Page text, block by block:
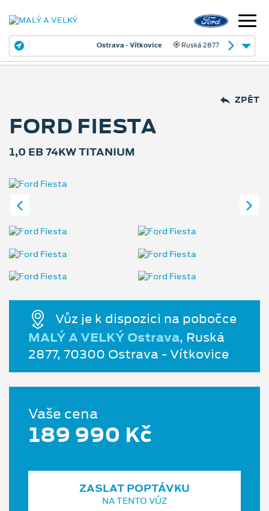
Ostrava - Vítkovice Ruská 2877
ZPĚT
FORD FIESTA
1,0 EB 74KW TITANIUM
Vůz je k dispozici na pobočce
MALÝ A VELKÝ Ostrava, Ruská
2877, 70300 Ostrava - Vítkovice
Vaše cena
189 990 Kč
ZASLAT POPTÁVKU
NA TENTO VŮZ